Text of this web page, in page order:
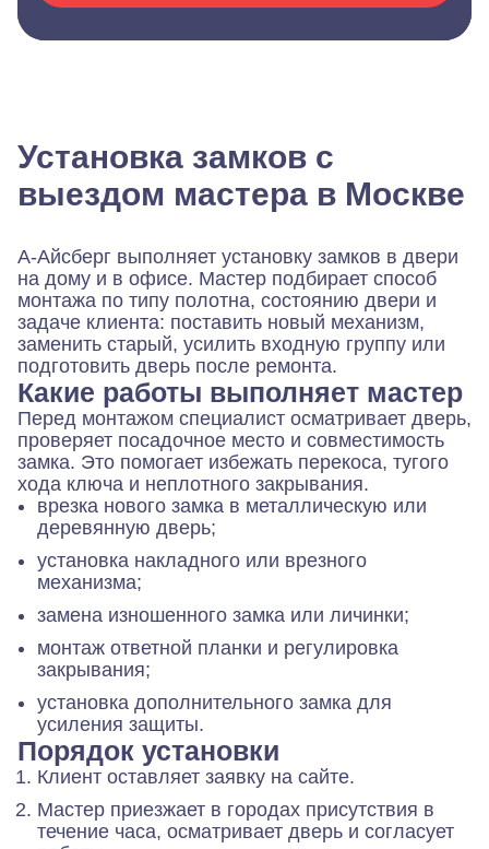
Установка замков с
выездом мастера в Москве
А-Айсберг выполняет установку замков в двери
на дому и в офисе. Мастер подбирает способ
монтажа по типу полотна, состоянию двери и
задаче клиента: поставить новый механизм,
заменить старый, усилить входную группу или
подготовить дверь после ремонта.
Какие работы выполняет мастер
Перед монтажом специалист осматривает дверь,
проверяет посадочное место и совместимость
замка. Это помогает избежать перекоса, тугого
хода ключа и неплотного закрывания.
врезка нового замка в металлическую или
деревянную дверь;
установка накладного или врезного
механизма;
замена изношенного замка или личинки;
монтаж ответной планки и регулировка
закрывания;
установка дополнительного замка для
усиления защиты.
Порядок установки
Клиент оставляет заявку на сайте.
Мастер приезжает в городах присутствия в
течение часа, осматривает дверь и согласует